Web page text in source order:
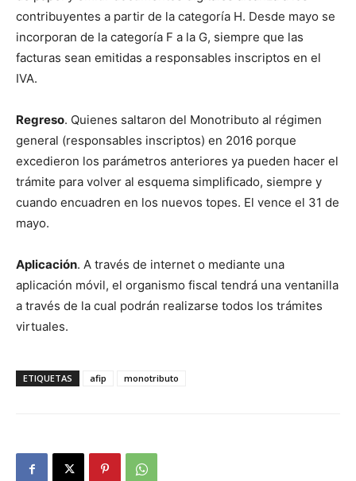
contribuyentes a partir de la categoría H. Desde mayo se
incorporan de la categoría F a la G, siempre que las
facturas sean emitidas a responsables inscriptos en el
IVA.
Regreso. Quienes saltaron del Monotributo al régimen
general (responsables inscriptos) en 2016 porque
excedieron los parámetros anteriores ya pueden hacer el
trámite para volver al esquema simplificado, siempre y
cuando encuadren en los nuevos topes. El vence el 31 de
mayo.
Aplicación. A través de internet o mediante una
aplicación móvil, el organismo fiscal tendrá una ventanilla
a través de la cual podrán realizarse todos los trámites
virtuales.
ETIQUETAS afip monotributo